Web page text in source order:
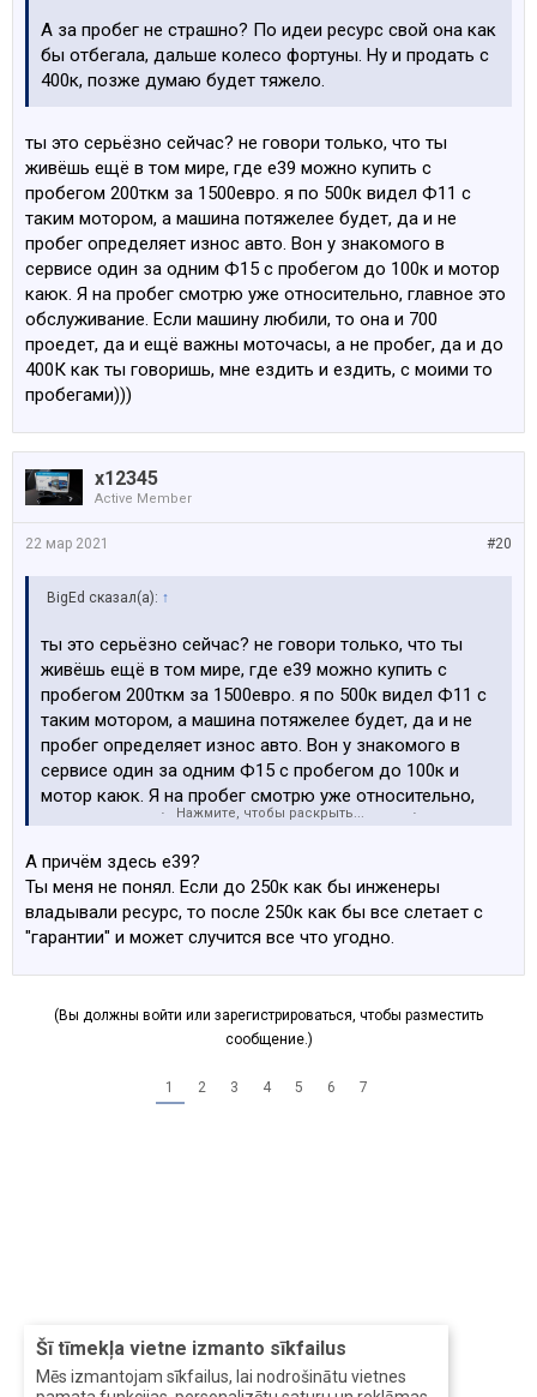
Šī tīmekļa vietne izmanto sīkfailus
Mēs izmantojam sīkfailus, lai nodrošinātu vietnes
А за пробег не страшно? По идеи ресурс свой она как
бы отбегала, дальше колесо фортуны. Ну и продать с
400к, позже думаю будет тяжело.
ты это серьёзно сейчас? не говори только, что ты
живёшь ещё в том мире, где е39 можно купить с
пробегом 200ткм за 1500евро. я по 500к видел Ф11 с
таким мотором, а машина потяжелее будет, да и не
пробег определяет износ авто. Вон у знакомого в
сервисе один за одним Ф15 с пробегом до 100к и мотор
каюк. Я на пробег смотрю уже относительно, главное это
обслуживание. Если машину любили, то она и 700
проедет, да и ещё важны моточасы, а не пробег, да и до
400К как ты говоришь, мне ездить и ездить, с моими то
пробегами)))
x12345
Active Member
#20
22 мар 2021
BigEd сказал(а): ↑
ты это серьёзно сейчас? не говори только, что ты
живёшь ещё в том мире, где е39 можно купить с
пробегом 200ткм за 1500евро. я по 500к видел Ф11 с
таким мотором, а машина потяжелее будет, да и не
пробег определяет износ авто. Вон у знакомого в
сервисе один за одним Ф15 с пробегом до 100к и
мотор каюк. Я на пробег смотрю уже относительно,
главное это обслуживание. Если машину любили, то
пробег, да и до 400К как ты говоришь, мне ездить и
ездить, с моими то пробегами)))
Нажмите, чтобы раскрыть...
А причём здесь е39?
Ты меня не понял. Если до 250к как бы инженеры
владывали ресурс, то после 250к как бы все слетает с
"гарантии" и может случится все что угодно.
(Вы должны войти или зарегистрироваться, чтобы разместить
сообщение.)
1 2 3 4 5 6 7